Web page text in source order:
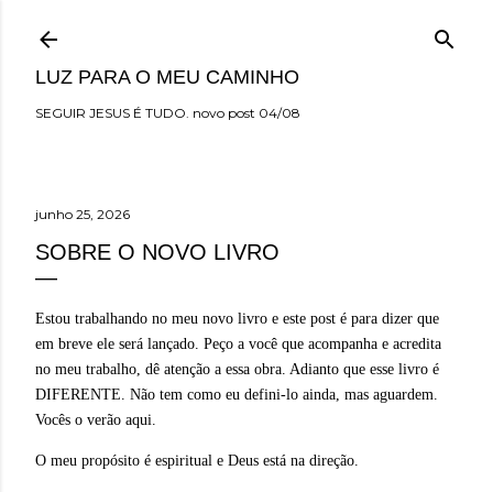
LUZ PARA O MEU CAMINHO
SEGUIR JESUS É TUDO. novo post 04/08
junho 25, 2026
SOBRE O NOVO LIVRO
Estou trabalhando no meu novo livro e este post é para dizer que
em breve ele será lançado. Peço a você que acompanha e acredita
no meu trabalho, dê atenção a essa obra. Adianto que esse livro é
DIFERENTE. Não tem como eu defini-lo ainda, mas aguardem.
Vocês o verão aqui.
O meu propósito é espiritual e Deus está na direção.